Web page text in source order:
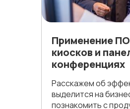
Применение
киосков и
конференциях
Расскажем об
выделится на
познакомить с